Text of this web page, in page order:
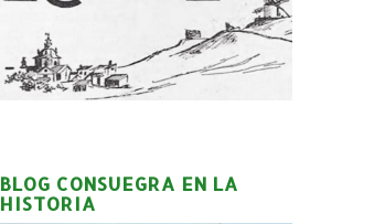
BLOG CONSUEGRA EN LA
HISTORIA